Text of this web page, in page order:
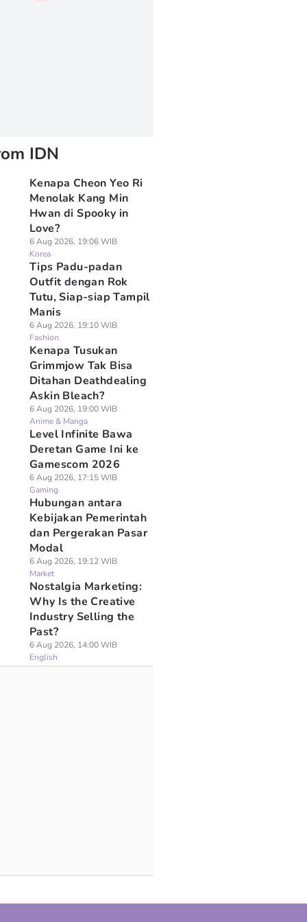
IDN
Kenapa Cheon Yeo Ri
Menolak Kang Min
Hwan di Spooky in
Love?
6 Aug 2026, 19:06 WIB
Korea
Tips Padu-padan
Outfit dengan Rok
Tutu, Siap-siap Tampil
Manis
6 Aug 2026, 19:10 WIB
Fashion
Kenapa Tusukan
Grimmjow Tak Bisa
Ditahan Deathdealing
Askin Bleach?
6 Aug 2026, 19:00 WIB
Anime & Manga
Level Infinite Bawa
Deretan Game Ini ke
Gamescom 2026
6 Aug 2026, 17:15 WIB
Gaming
Hubungan antara
Kebijakan Pemerintah
dan Pergerakan Pasar
Modal
6 Aug 2026, 19:12 WIB
Market
Nostalgia Marketing:
Why Is the Creative
Industry Selling the
Past?
6 Aug 2026, 14:00 WIB
English